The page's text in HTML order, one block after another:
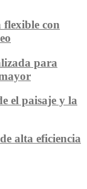
flexible con
para
el paisaje y la
alta eficiencia